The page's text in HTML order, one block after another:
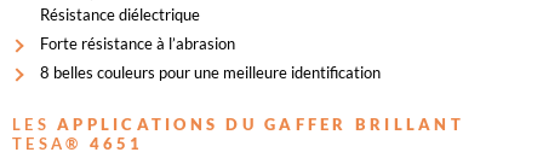
Résistance diélectrique
Forte résistance à l’abrasion
8 belles couleurs pour une meilleure identification
LES APPLICATIONS DU GAFFER BRILLANT
TESA®
4651